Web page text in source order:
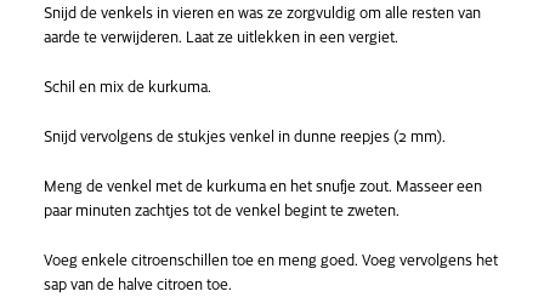
Snijd de venkels in vieren en was ze zorgvuldig om alle resten van
aarde te verwijderen. Laat ze uitlekken in een vergiet.
Schil en mix de kurkuma.
Snijd vervolgens de stukjes venkel in dunne reepjes (2 mm).
Meng de venkel met de kurkuma en het snufje zout. Masseer een
paar minuten zachtjes tot de venkel begint te zweten.
Voeg enkele citroenschillen toe en meng goed. Voeg vervolgens het
sap van de halve citroen toe.